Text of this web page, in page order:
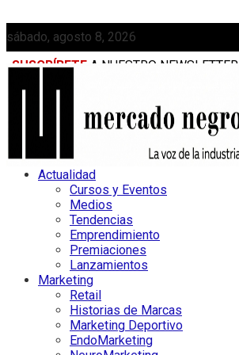
sábado, agosto 8, 2026
SUSCRÍBETE A NUESTRO NEWSLETTER
MEDIAKIT
Actualidad
Cursos y Eventos
Medios
Tendencias
Emprendimiento
Premiaciones
Lanzamientos
Marketing
Retail
Historias de Marcas
Marketing Deportivo
EndoMarketing